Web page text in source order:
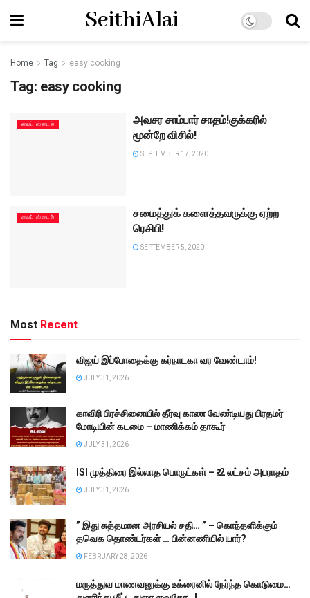
SeithiAlai
Home Tag easy cooking
Tag: easy cooking
லைப் ஸ்டைல்
அவசர சாம்பார் சாதம்!குக்கரில்
மூன்றே விசில்!
SEPTEMBER 17, 2020
லைப் ஸ்டைல்
சமைத்துக் களைத்தவருக்கு ஏற்ற
ரெசிபி!
SEPTEMBER 5, 2020
Most Recent
விஜய் இப்போதைக்கு கர்நாடகா வர வேண்டாம்!
JULY 31, 2026
காவிரி பிரச்சினையில் தீர்வு காண வேண்டியது பிரதமர்
மோடியின் கடமை – மாணிக்கம் தாகூர்
JULY 31, 2026
ISI முத்திரை இல்லாத பொருட்கள் – ₹.2 லட்சம் அபராதம்
JULY 31, 2026
” இது சுத்தமான அரசியல் சதி… ” – கொந்தளிக்கும்
தவெக தொண்டர்கள் … பின்னணியில் யார்?
FEBRUARY 28, 2026
மருத்துவ மாணவனுக்கு உக்ரைனில் நேர்ந்த கொடுமை…